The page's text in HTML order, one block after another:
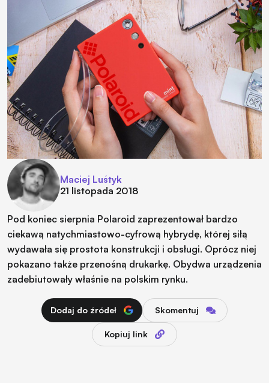
Maciej Luśtyk
21 listopada 2018
Pod koniec sierpnia Polaroid zaprezentował bardzo
ciekawą natychmiastowo-cyfrową hybrydę, której siłą
wydawała się prostota konstrukcji i obsługi. Oprócz niej
pokazano także przenośną drukarkę. Obydwa urządzenia
zadebiutowały właśnie na polskim rynku.
Dodaj do źródeł Skomentuj
Kopiuj link